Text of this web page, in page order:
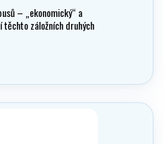
– „ekonomický“ a
těchto záložních druhých
„safe seconds“ od Atomic